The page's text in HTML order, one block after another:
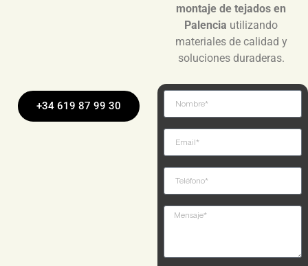
montaje de tejados en
Palencia utilizando
materiales de calidad y
soluciones duraderas.
+34 619 87 99 30